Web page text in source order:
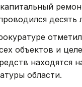
капитальный
десять
объектов и
находятся
области.